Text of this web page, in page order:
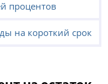
процентов
на короткий срок